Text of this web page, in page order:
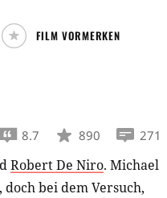
FILM VORMERKEN
8.7 890 271
Robert De Niro. Michael
bei dem Versuch,